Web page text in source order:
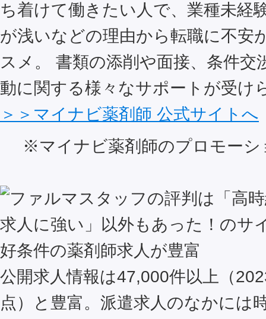
ち着けて働きたい人で、業種未経
が浅いなどの理由から転職に不安
スメ。 書類の添削や面接、条件交
動に関する様々なサポートが受け
＞＞マイナビ薬剤師 公式サイトへ
※マイナビ薬剤師のプロモーシ
好条件の薬剤師求人が豊富
公開求人情報は47,000件以上（
点）と豊富。派遣求人のなかには